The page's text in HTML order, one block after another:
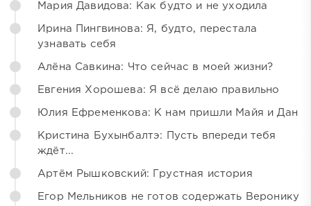
Мария Давидова: Как будто и не уходила
Ирина Пингвинова: Я, будто, перестала
узнавать себя
Алёна Савкина: Что сейчас в моей жизни?
Евгения Хорошева: Я всё делаю правильно
Юлия Ефременкова: К нам пришли Майя и Дан
Кристина Бухынбалтэ: Пусть впереди тебя
ждёт...
Артём Рышковский: Грустная история
Егор Мельников не готов содержать Веронику